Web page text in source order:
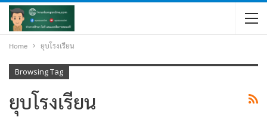
Home ยุบโรงเรียน
Browsing Tag
ยุบโรงเรียน